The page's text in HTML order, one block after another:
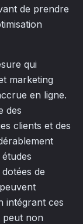
de prendre
qui
marketing
en ligne.
des
clients et des
de
intégrant ces
peut non